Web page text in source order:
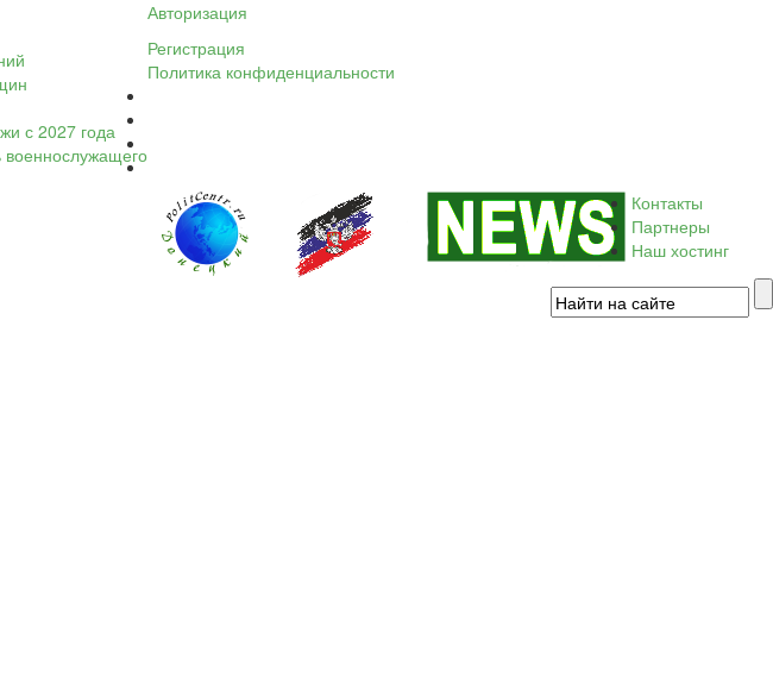
с 2027 года
Авторизация
Регистрация
Политика конфиденциальности
Контакты
Партнеры
Наш хостинг